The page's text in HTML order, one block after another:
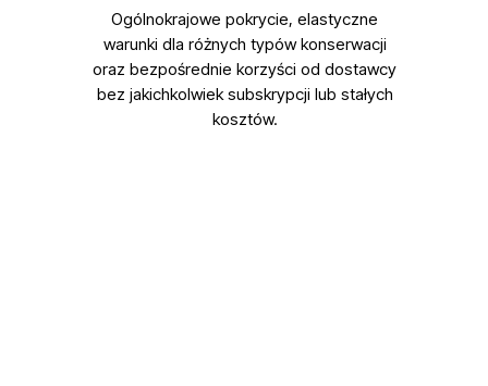
Ogólnokrajowe pokrycie, elastyczne
warunki dla różnych typów konserwacji
oraz bezpośrednie korzyści od dostawcy
bez jakichkolwiek subskrypcji lub stałych
kosztów.